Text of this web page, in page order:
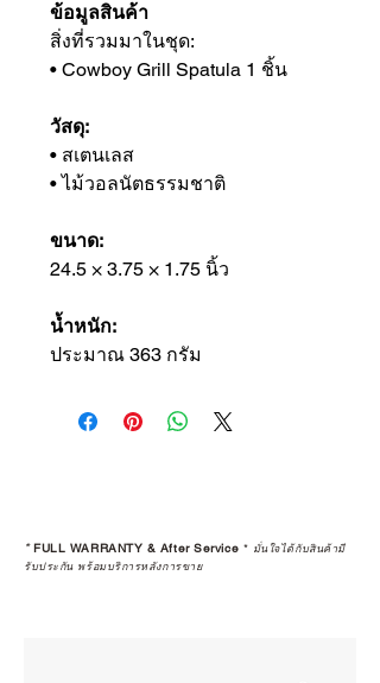
ข้อมูลสินค้า
สิ่งที่รวมมาในชุด:
• Cowboy Grill Spatula 1 ชิ้น
วัสดุ:
• สเตนเลส
• ไม้วอลนัตธรรมชาติ
ขนาด:
24.5 × 3.75 × 1.75 นิ้ว
น้ำหนัก:
ประมาณ 363 กรัม
*FULL WARRANTY & After Service * มั่นใจได้กับสินค้ามี
รับประกัน พร้อมบริการหลังการขาย